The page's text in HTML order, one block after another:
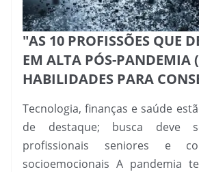
"AS 10 PROFISSÕES QUE
EM ALTA PÓS-PANDEMIA
HABILIDADES PARA
Tecnologia, finanças e saúde
de destaque; busca deve
profissionais seniores e
socioemocionais A pandemia